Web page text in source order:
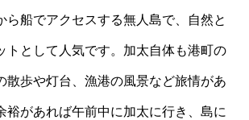
ら船でアクセスする無人島で、自然と
トとして人気です。加太自体も港町の
散歩や灯台、漁港の風景など旅情があ
裕があれば午前中に加太に行き、島に